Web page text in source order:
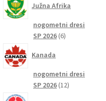
Južna Afrika
nogometni dresi
SP 2026 66
Kanada
nogometni dresi
SP 2026 1212